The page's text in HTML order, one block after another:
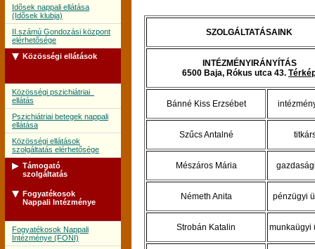
Idõsek nappali ellátása
(Idõsek klubja)
II.számú Gondozási központ
elérhetősége
Közösségi ellátások
Közösségi pszichiátriai
ellátás
Pszichiátriai betegek nappali
ellátása
Közösségi ellátások
szolgáltatás elérhetősége
Támogató
szolgáltatás
Támogató szolgálat
szolgáltatás elérhetősége
Fogyatékosok
Nappali Intézménye
Fogyatékosok Nappali
Intézménye (FONI)
SZOLGÁLTATÁSAINK
INTÉZMÉNYIRÁNYÍTÁS
6500 Baja, Rókus utca 43.
Bánné Kiss Erzsébet
Szűcs Antalné
Mészáros Mária
Németh Anita pénzügyi
Strobán Katalin munkaügyi